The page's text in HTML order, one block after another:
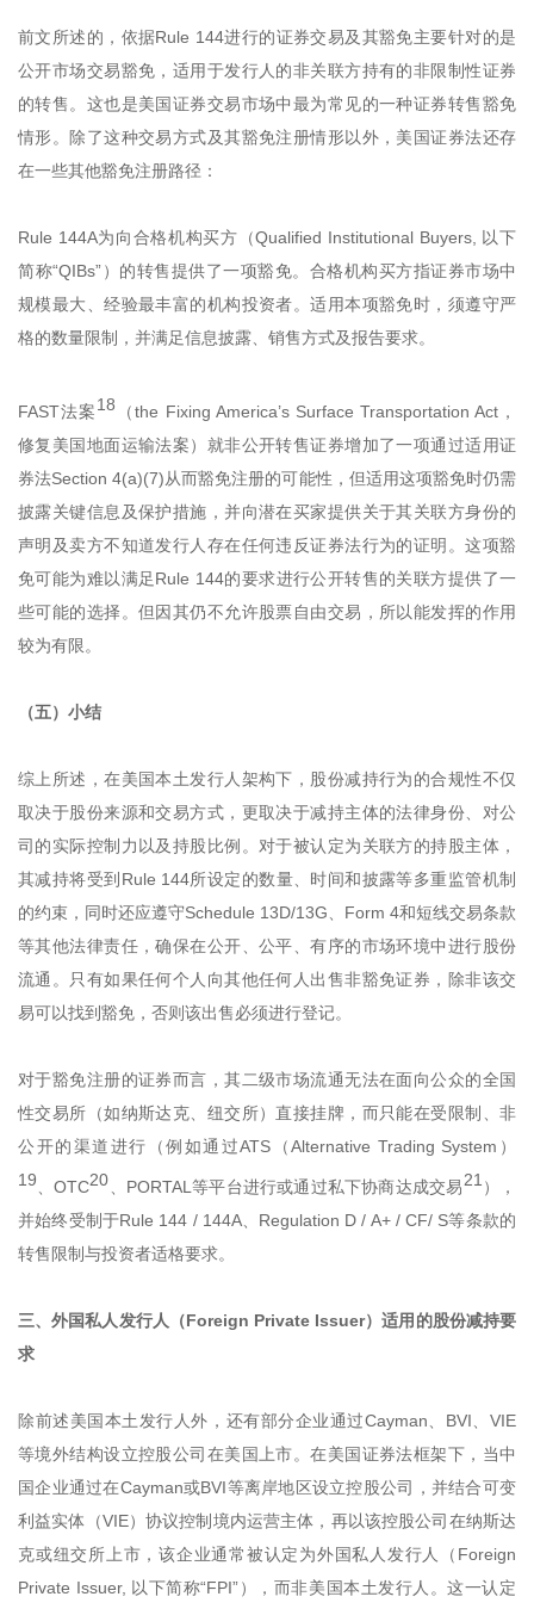
前文所述的，依据Rule 144进行的证券交易及其豁免主要针对的是
公开市场交易豁免，适用于发行人的非关联方持有的非限制性证券
的转售。这也是美国证券交易市场中最为常见的一种证券转售豁免
情形。除了这种交易方式及其豁免注册情形以外，美国证券法还存
在一些其他豁免注册路径：
Rule 144A为向合格机构买方（Qualified Institutional Buyers, 以下
简称“QIBs”）的转售提供了一项豁免。合格机构买方指证券市场中
规模最大、经验最丰富的机构投资者。适用本项豁免时，须遵守严
格的数量限制，并满足信息披露、销售方式及报告要求。
FAST法案18 （the Fixing America’s Surface Transportation Act，
修复美国地面运输法案）就非公开转售证券增加了一项通过适用证
券法Section 4(a)(7)从而豁免注册的可能性，但适用这项豁免时仍需
披露关键信息及保护措施，并向潜在买家提供关于其关联方身份的
声明及卖方不知道发行人存在任何违反证券法行为的证明。这项豁
免可能为难以满足Rule 144的要求进行公开转售的关联方提供了一
些可能的选择。但因其仍不允许股票自由交易，所以能发挥的作用
较为有限。
（五）小结
综上所述，在美国本土发行人架构下，股份减持行为的合规性不仅
取决于股份来源和交易方式，更取决于减持主体的法律身份、对公
司的实际控制力以及持股比例。对于被认定为关联方的持股主体，
其减持将受到Rule 144所设定的数量、时间和披露等多重监管机制
的约束，同时还应遵守Schedule 13D/13G、Form 4和短线交易条款
等其他法律责任，确保在公开、公平、有序的市场环境中进行股份
流通。只有如果任何个人向其他任何人出售非豁免证券，除非该交
易可以找到豁免，否则该出售必须进行登记。
对于豁免注册的证券而言，其二级市场流通无法在面向公众的全国
性交易所（如纳斯达克、纽交所）直接挂牌，而只能在受限制、非
公开的渠道进行（例如通过ATS（Alternative Trading System）
19 、OTC20 、PORTAL等平台进行或通过私下协商达成交易21 ），
并始终受制于Rule 144 / 144A、Regulation D / A+ / CF/ S等条款的
转售限制与投资者适格要求。
三、外国私人发行人（Foreign Private Issuer）适用的股份减持要
求
除前述美国本土发行人外，还有部分企业通过Cayman、BVI、VIE
等境外结构设立控股公司在美国上市。在美国证券法框架下，当中
国企业通过在Cayman或BVI等离岸地区设立控股公司，并结合可变
利益实体（VIE）协议控制境内运营主体，再以该控股公司在纳斯达
克或纽交所上市，该企业通常被认定为外国私人发行人（Foreign
Private Issuer, 以下简称“FPI”），而非美国本土发行人。这一认定